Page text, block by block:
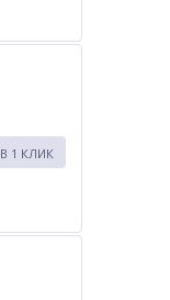
В 1 КЛИК